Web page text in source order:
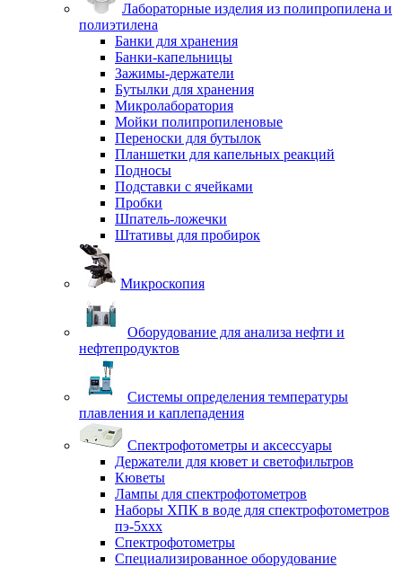
Лабораторные изделия из полипропилена и
полиэтилена
Банки для хранения
Банки-капельницы
Зажимы-держатели
Бутылки для хранения
Микролаборатория
Мойки полипропиленовые
Переноски для бутылок
Планшетки для капельных реакций
Подносы
Подставки с ячейками
Пробки
Шпатель-ложечки
Штативы для пробирок
Микроскопия
Оборудование для анализа нефти и
нефтепродуктов
Системы определения температуры
плавления и каплепадения
Спектрофотометры и аксессуары
Держатели для кювет и светофильтров
Кюветы
Лампы для спектрофотометров
Наборы ХПК в воде для спектрофотометров
пэ-5ххх
Спектрофотометры
Специализированное оборудование